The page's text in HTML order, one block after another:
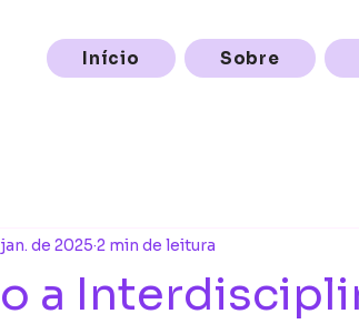
Início Sobre
a
de 2025 2 min de leitura